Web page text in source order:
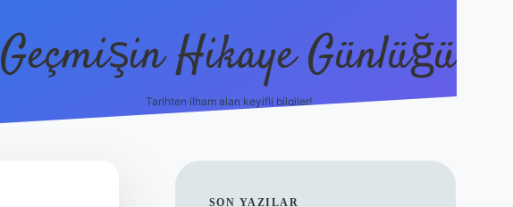
Geçmişin Hikaye Günlüğü
Tarihten ilham alan keyifli bilgiler!
SON YAZILAR
betbox giriş